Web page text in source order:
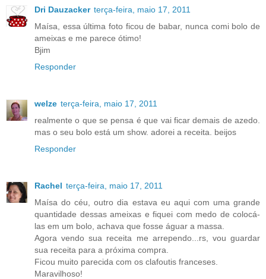
Dri Dauzacker terça-feira, maio 17, 2011
Maísa, essa última foto ficou de babar, nunca comi bolo de
ameixas e me parece ótimo!
Bjim
Responder
welze terça-feira, maio 17, 2011
realmente o que se pensa é que vai ficar demais de azedo.
mas o seu bolo está um show. adorei a receita. beijos
Responder
Rachel terça-feira, maio 17, 2011
Maísa do céu, outro dia estava eu aqui com uma grande
quantidade dessas ameixas e fiquei com medo de colocá-
las em um bolo, achava que fosse águar a massa.
Agora vendo sua receita me arrependo...rs, vou guardar
sua receita para a próxima compra.
Ficou muito parecida com os clafoutis franceses.
Maravilhoso!